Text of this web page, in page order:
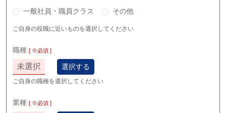
一般社員・職員クラス
その他
ご自身の役職に近いものを選択してください
職種 [ ※必須 ]
未選択 選択する
ご自身の職種を選択してください
業種 [ ※必須 ]